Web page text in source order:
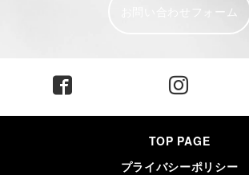
お問い合わせフォーム
TOP PAGE
プライバシーポリシー